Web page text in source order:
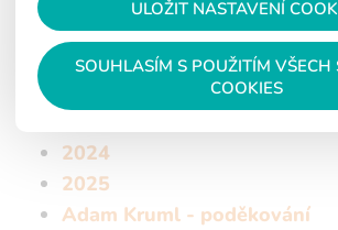
2020
2021
2024
2025
Adam Kruml - poděkování
ULOŽIT NASTAVENÍ
SOUHLASÍM S POUŽITÍM VŠECH
COOKIES